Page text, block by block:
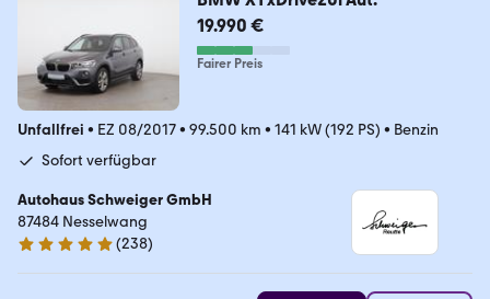
19.990 €
Fairer Preis
Unfallfrei • EZ 08/2017• 99.500 km • 141 kW (192 PS) • Benzin
Sofort verfügbar
Autohaus Schweiger GmbH
87484 Nesselwang
4.9 Sterne
(238)